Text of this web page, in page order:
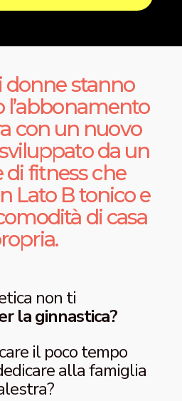
donne stanno
l’abbonamento
con un nuovo
da un
fitness che
Lato B tonico e
di casa
non ti
la ginnastica?
il poco tempo
alla famiglia